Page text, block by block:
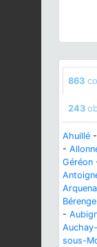
863
243
Ahuillé -
-
Géréon
-
sous-